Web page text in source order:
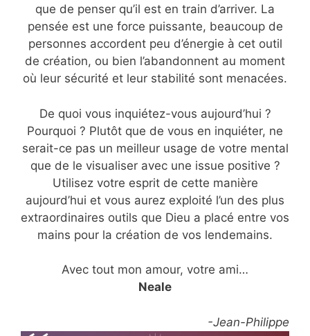
que de penser qu’il est en train d’arriver. La
pensée est une force puissante, beaucoup de
personnes accordent peu d’énergie à cet outil
de création, ou bien l’abandonnent au moment
où leur sécurité et leur stabilité sont menacées.
De quoi vous inquiétez-vous aujourd’hui ?
Pourquoi ? Plutôt que de vous en inquiéter, ne
serait-ce pas un meilleur usage de votre mental
que de le visualiser avec une issue positive ?
Utilisez votre esprit de cette manière
aujourd’hui et vous aurez exploité l’un des plus
extraordinaires outils que Dieu a placé entre vos
mains pour la création de vos lendemains.
Avec tout mon amour, votre ami…
Neale
-Jean-Philippe